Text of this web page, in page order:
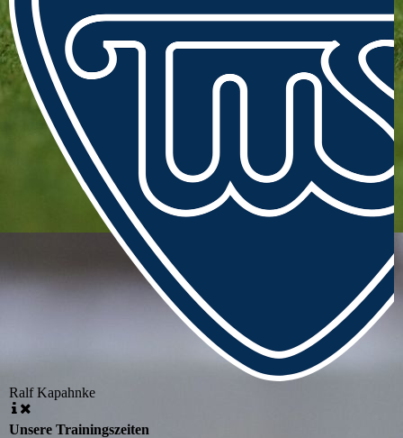
Ralf Kapahnke
Unsere Trainingszeiten